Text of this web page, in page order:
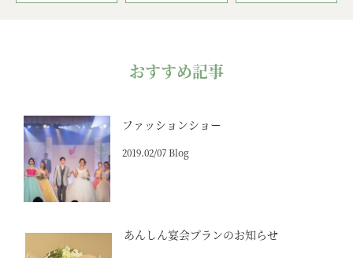
おすすめ記事
ファッションショー
2019.02/07 Blog
あんしん宴会プランのお知らせ